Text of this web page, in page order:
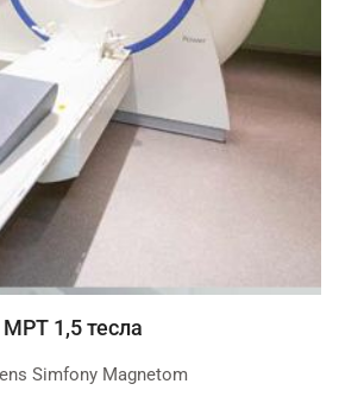
МРТ 1,5 тесла
Simfony Magnetom